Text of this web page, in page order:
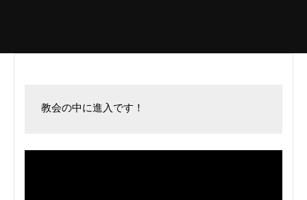
教会の中に進入です！